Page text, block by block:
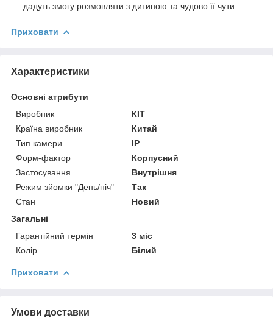
дадуть змогу розмовляти з дитиною та чудово її чути.
Приховати
Характеристики
Основні атрибути
Виробник
КІТ
Країна виробник
Китай
Тип камери
IP
Форм-фактор
Корпусний
Застосування
Внутрішня
Режим зйомки "День/ніч"
Так
Стан
Новий
Загальні
Гарантійний термін
3 міс
Колір
Білий
Приховати
Умови доставки